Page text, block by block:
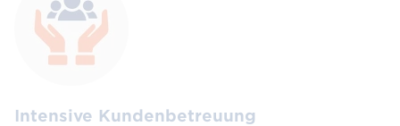
Intensive Kundenbetreuung